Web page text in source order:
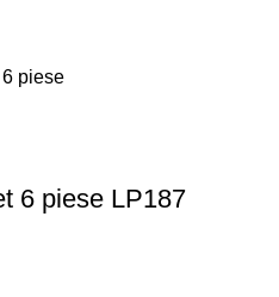
6 piese LP187